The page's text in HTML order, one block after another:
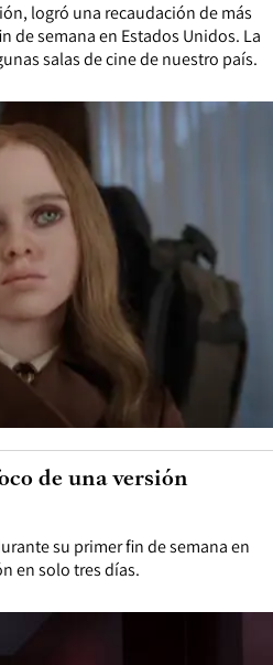
logró una recaudación de más
de semana en Estados Unidos. La
salas de cine de nuestro país.
su primer fin de semana en
en solo tres días.
de una versión